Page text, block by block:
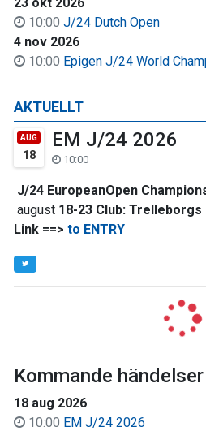
10:00 J/24 Dutch Open
4 nov 2026
10:00 Epigen J/24 World
AKTUELLT
AUG
18
EM J/24 2026
10:00
J/24 EuropeanOpen
august 18-23 Club: Trelleborgs
Link ==> to ENTRY
Kommande händelser
18 aug 2026
10:00 EM J/24 2026